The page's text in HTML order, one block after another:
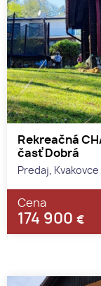
Rekreačná
časť Dobrá
Predaj, Kvakovce
Cena
174 900 €